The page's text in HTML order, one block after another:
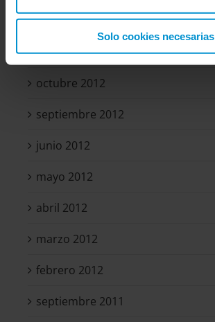
Solo cookies necesarias
diciembre 2012
noviembre 2012
octubre 2012
septiembre 2012
junio 2012
mayo 2012
abril 2012
marzo 2012
febrero 2012
septiembre 2011